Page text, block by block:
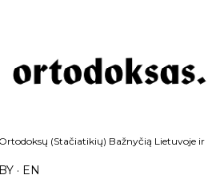
(Stačiatikių) Bažnyčią Lietuvoje
BY
EN